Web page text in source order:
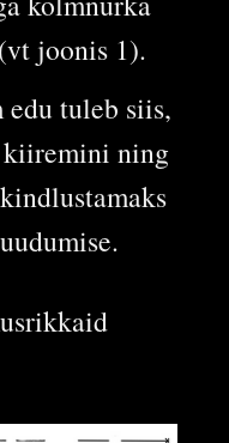
joonis 1).
edu tuleb siis,
ning